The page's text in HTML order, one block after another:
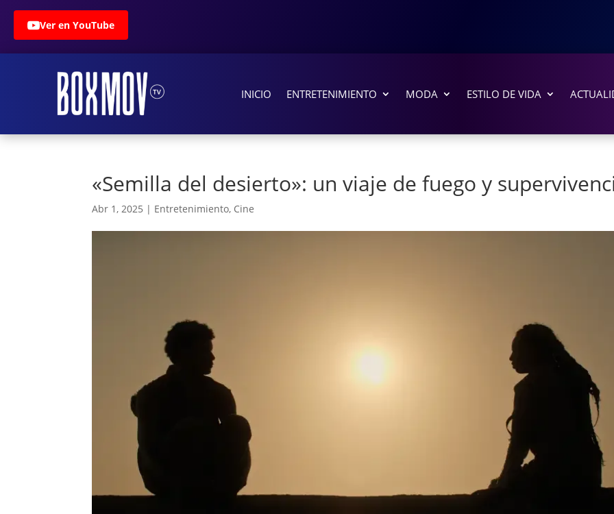
Ver en YouTube
INICIO ENTRETENIMIENTO MODA ESTILO DE VIDA
«Semilla del desierto»: un viaje de fuego y
Abr 1, 2025 | Entretenimiento, Cine